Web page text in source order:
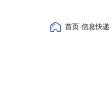
首页-信息快递